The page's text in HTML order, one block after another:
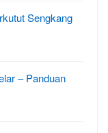
Sengkang
– Panduan